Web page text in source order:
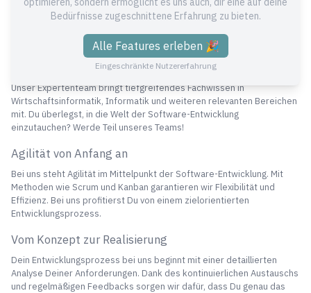
Bedürfnisse zugeschnittene Erfahrung zu bieten.
Alle Features erleben 🎉
Eingeschränkte Nutzererfahrung
AWS Cloud setzen wir Deine Visionen in die Realität um. Durch unsere
Top Expertise in der Software-Entwicklung
Unser Expertenteam bringt tiefgreifendes Fachwissen in
Wirtschaftsinformatik, Informatik und weiteren relevanten Bereichen
mit. Du überlegst, in die Welt der Software-Entwicklung
einzutauchen? Werde Teil unseres Teams!
Agilität von Anfang an
Bei uns steht Agilität im Mittelpunkt der Software-Entwicklung. Mit
Methoden wie Scrum und Kanban garantieren wir Flexibilität und
Effizienz. Bei uns profitierst Du von einem zielorientierten
Entwicklungsprozess.
Vom Konzept zur Realisierung
Dein Entwicklungsprozess bei uns beginnt mit einer detaillierten
Analyse Deiner Anforderungen. Dank des kontinuierlichen Austauschs
und regelmäßigen Feedbacks sorgen wir dafür, dass Du genau das